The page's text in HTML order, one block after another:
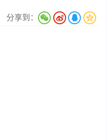
分享到：